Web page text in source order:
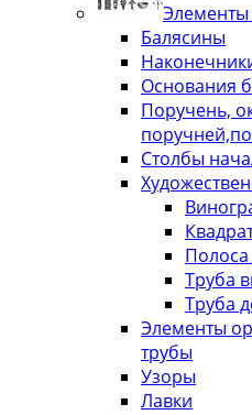
Элементы
Балясины
Основания
Поручень,
Столбы
Полоса
Труба
Труба
Элементы
трубы
Узоры
Лавки